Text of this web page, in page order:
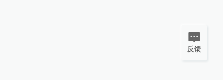
反馈